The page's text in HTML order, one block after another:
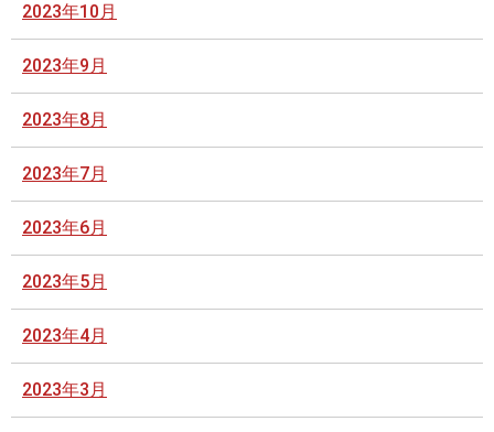
2023年10月
2023年9月
2023年8月
2023年7月
2023年6月
2023年5月
2023年4月
2023年3月